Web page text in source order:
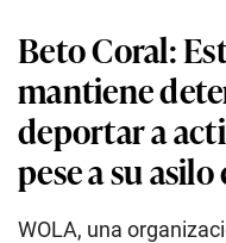
Beto Coral:
mantiene
deportar a
pese a su
WOLA, una